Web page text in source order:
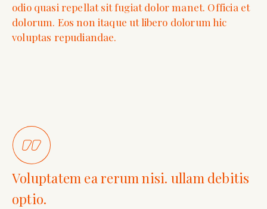
odio quasi repellat sit fugiat dolor manet. Officia et
dolorum. Eos non itaque ut libero dolorum hic
voluptas repudiandae.
Voluptatem ea rerum nisi. ullam debitis
optio.